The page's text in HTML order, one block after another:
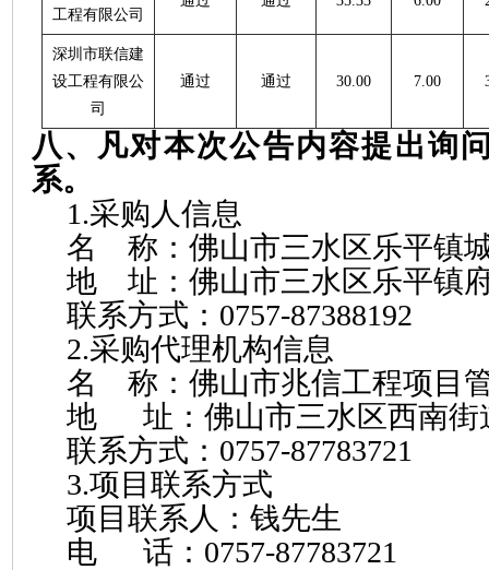
工程有限公司
深圳市联信建
设工程有限公
司
通过 通过 30.00 7.00
八、凡对本次公告内容提出询
系。
1.采购人信息
名
称：佛山市三水区乐平镇
地
址：佛山市三水区乐平镇
联系方式： 0757-87388192
2.采购代理机构信息
名
称：佛山市兆信工程项目
地
址：佛山市三水区西南街
联系方式： 0757-87783721
3.项目联系方式
项目联系人：钱先生
电
话： 0757-